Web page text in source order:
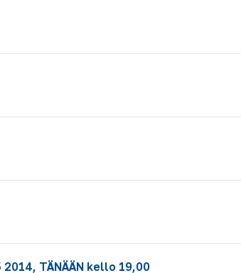
TÄNÄÄN kello 19,00